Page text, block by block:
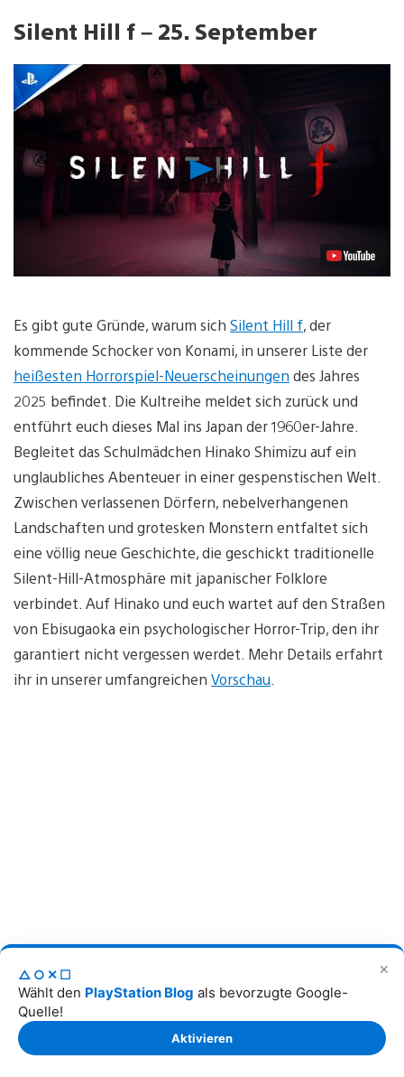
Silent Hill f – 25. September
Video
abspielen
Es gibt gute Gründe, warum sich Silent Hill f, der
kommende Schocker von Konami, in unserer Liste der
heißesten Horrorspiel-Neuerscheinungen des Jahres
2025 befindet. Die Kultreihe meldet sich zurück und
entführt euch dieses Mal ins Japan der 1960er-Jahre.
Begleitet das Schulmädchen Hinako Shimizu auf ein
unglaubliches Abenteuer in einer gespenstischen Welt.
Zwischen verlassenen Dörfern, nebelverhangenen
Landschaften und grotesken Monstern entfaltet sich
eine völlig neue Geschichte, die geschickt traditionelle
Silent-Hill-Atmosphäre mit japanischer Folklore
verbindet. Auf Hinako und euch wartet auf den Straßen
von Ebisugaoka ein psychologischer Horror-Trip, den ihr
garantiert nicht vergessen werdet. Mehr Details erfahrt
ihr in unserer umfangreichen Vorschau
Silent Hill f
79,99 Euro
✕
△○✕☐
Wählt den PlayStation Blog als bevorzugte Google-
Quelle!
Aktivieren